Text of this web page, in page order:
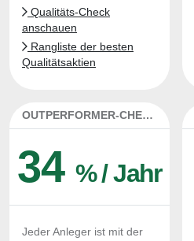
Qualitäts-Check
anschauen
Rangliste der besten
Qualitätsaktien
OUTPERFORMER-CHECK
34 % / Jahr
Jeder Anleger ist mit der